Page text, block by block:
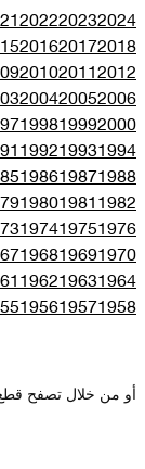
2024
2023
2022
2018
2017
2016
2012
2011
2010
2006
2005
2004
2000
1999
1998
1994
1993
1992
1988
1987
1986
1982
1981
1980
1976
1975
1974
1970
1969
1968
1964
1963
1962
1958
1957
1956
أو من خلال تصفح قطع